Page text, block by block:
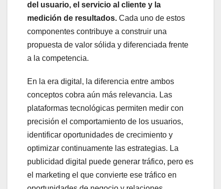
del usuario, el servicio al cliente y la
medición de resultados. Cada uno de estos
componentes contribuye a construir una
propuesta de valor sólida y diferenciada frente
a la competencia.
En la era digital, la diferencia entre ambos
conceptos cobra aún más relevancia. Las
plataformas tecnológicas permiten medir con
precisión el comportamiento de los usuarios,
identificar oportunidades de crecimiento y
optimizar continuamente las estrategias. La
publicidad digital puede generar tráfico, pero es
el marketing el que convierte ese tráfico en